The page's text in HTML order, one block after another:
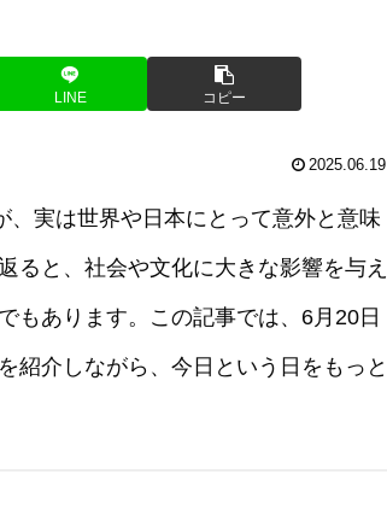
LINE コピー
2025.06.19
実は世界や日本にとって意外と意味
ると、社会や文化に大きな影響を与え
もあります。この記事では、6月20日
紹介しながら、今日という日をもっと